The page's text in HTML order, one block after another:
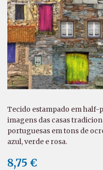
Tecido estampado em half-
imagens das casas
portuguesas em tons de
azul, verde e rosa.
8,75 €